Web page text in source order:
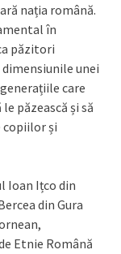
nația română.
în
păzitori
unei
care
păzească și să
copiilor și
Ioan Ițco din
din Gura
Etnie Română